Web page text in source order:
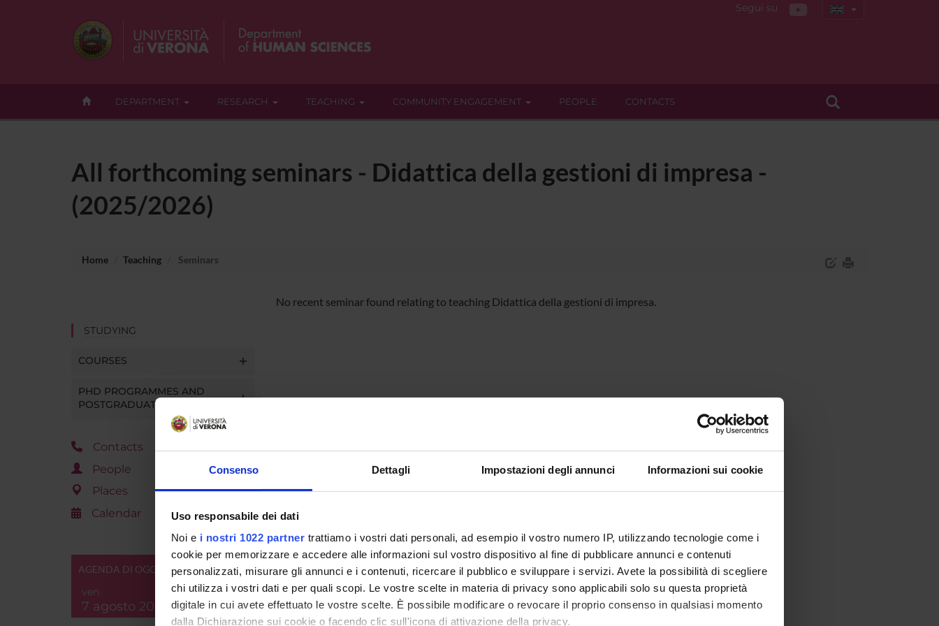
Consenso Dettagli Impostazioni degli annunci Informazioni sui cookie
Uso responsabile dei dati
Noi e i nostri 1022 partner trattiamo i vostri dati personali, ad esempio il vostro numero IP, utilizzando tecnologie come i
cookie per memorizzare e accedere alle informazioni sul vostro dispositivo al fine di pubblicare annunci e contenuti
personalizzati, misurare gli annunci e i contenuti, ricercare il pubblico e sviluppare i servizi. Avete la possibilità di scegliere
chi utilizza i vostri dati e per quali scopi. Le vostre scelte in materia di privacy sono applicabili solo su questa proprietà
digitale in cui avete effettuato le vostre scelte. È possibile modificare o revocare il proprio consenso in qualsiasi momento
dalla Dichiarazione sui cookie o facendo clic sull'icona di attivazione della privacy.
Segui su
DEPARTMENT RESEARCH TEACHING COMMUNITY ENGAGEMENT PEOPLE CONTACTS
All forthcoming seminars - Didattica della gestioni di impresa -
(2025/2026)
Home Teaching Seminars
STUDYING
COURSES
PHD PROGRAMMES AND
POSTGRADUATE TRAINING
Contacts
People
Places
Calendar
AGENDA DI OGGI
ven
7 agosto 2026
No recent seminar found relating to teaching Didattica della gestioni di impresa.